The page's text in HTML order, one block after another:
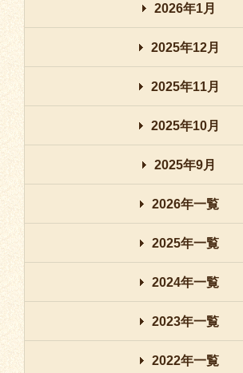
2026年1月
2025年12月
2025年11月
2025年10月
2025年9月
2026年一覧
2025年一覧
2024年一覧
2023年一覧
2022年一覧